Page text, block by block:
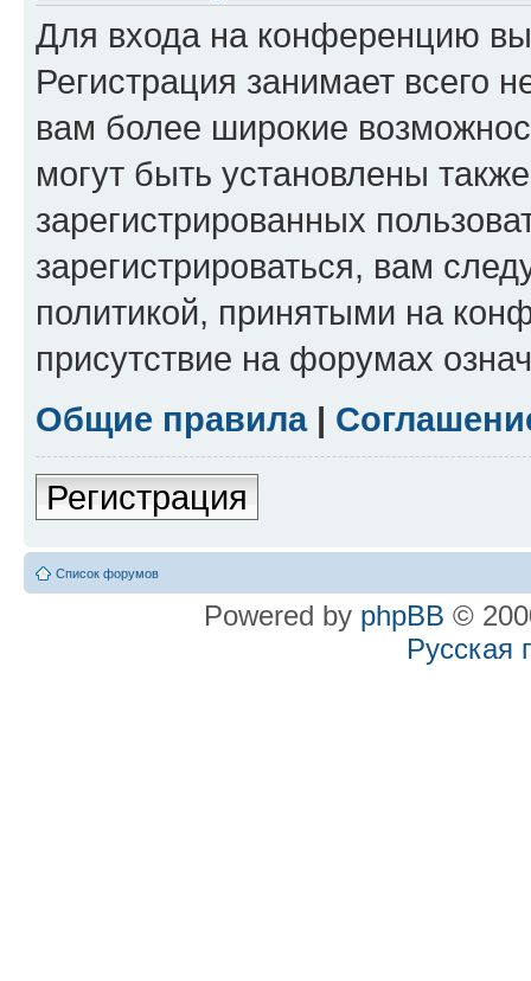
Для входа на конференцию
Регистрация занимает всего
вам более широкие
могут быть установлены
зарегистрированных
зарегистрироваться, вам
политикой, принятыми на
присутствие на форумах
Общие правила|
Регистрация
Список форумов
Powered by phpBB ©
Русская